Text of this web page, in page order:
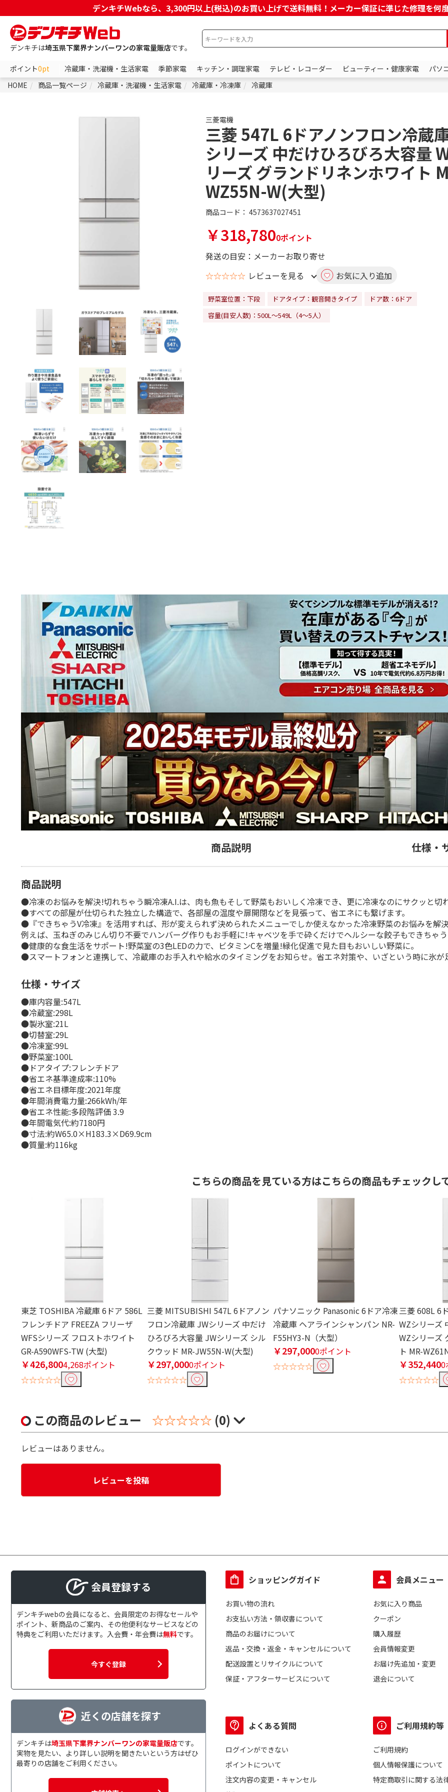
デンキチWebなら、3,300円以上(税込)のお買い上げで送料無料！メーカー保証に準じた修理を何
デンキチは埼玉県下業界ナンバーワンの家電量販店です。
ポイント0pt 冷蔵庫・洗濯機・生活家電 季節家電 キッチン・調理家電 テレビ・レコーダー ビューティー・健康家電
パソ
HOME
商品一覧ページ 冷蔵庫・洗濯機・生活家電 冷蔵庫・冷凍庫 冷蔵庫
三菱電機
三菱 547L 6ドアノンフロン冷蔵
シリーズ 中だけひろびろ大容量
リーズ グランドリネンホワイト
WZ55N-W(大型)
商品コード： 4573637027451
￥318,7800ポイント
発送の目安：メーカーお取り寄せ
☆☆☆☆☆ レビューを見る お気に入り追加
野菜室位置：下段 ドアタイプ：観音開きタイプ
ドア数：6ドア
容量(目安人数)：500L～549L（4～5人）
商品説明 仕様・
商品説明
●冷凍のお悩みを解決!切れちゃう瞬冷凍A.I.は、肉も魚もそして野菜もおいしく冷凍でき、更に冷凍なのにサクッと切
●すべての部屋が仕切られた独立した構造で、各部屋の温度や扉開閉などを見張って、省エネにも繋げます。
●『できちゃうV冷凍』を活用すれば、形が変えられず決められたメニューでしか使えなかった冷凍野菜のお悩みを解
例えば、玉ねぎのみじん切り不要でハンバーグ作りもお手軽に!キャベツを手で砕くだけでヘルシーな餃子もできちゃ
●健康的な食生活をサポート!野菜室の3色LEDの力で、ビタミンCを増量!緑化促進で見た目もおいしい野菜に。
●スマートフォンと連携して、冷蔵庫のお手入れや給水のタイミングをお知らせ。省エネ対策や、いざという時に氷
仕様・サイズ
●庫内容量:547L
●冷蔵室:298L
●製氷室:21L
●切替室:29L
●冷凍室:99L
●野菜室:100L
●ドアタイプ:フレンチドア
●省エネ基準達成率:110%
●省エネ目標年度:2021年度
●年間消費電力量:266kWh/年
●省エネ性能:多段階評価 3.9
●年間電気代:約7180円
●寸法:約W65.0×H183.3×D69.9cm
●質量:約116kg
こちらの商品を見ている方はこちらの商品もチェックし
東芝 TOSHIBA 冷蔵庫 6ドア 586L
フレンチドア FREEZA フリーザ
WFSシリーズ フロストホワイト
GR-A590WFS-TW (大型)
￥426,8004,268ポイント
☆☆☆☆☆
三菱 MITSUBISHI 547L 6ドアノン
フロン冷蔵庫 JWシリーズ 中だけ
ひろびろ大容量 JWシリーズ シル
クウッド MR-JW55N-W(大型)
￥297,0000ポイント
☆☆☆☆☆
パナソニック Panasonic 6ドア冷凍
冷蔵庫 ヘアラインシャンパン NR-
F55HY3-N（大型）
￥297,0000ポイント
☆☆☆☆☆
三菱 608L 6
WZシリーズ
WZシリーズ
ト MR-
￥352,4400
☆☆☆☆☆
この商品のレビュー ☆☆☆☆☆ (0)
レビューはありません。
レビューを投稿
会員登録する
デンキチwebの会員になると、会員限定のお得なセールや
ポイント、新商品のご案内、その他便利なサービスなどの
特典をご利用いただけます。入会費・年会費は無料です。
今すぐ登録
近くの店舗を探す
デンキチは埼玉県下業界ナンバーワンの家電量販店です。
実物を見たい、より詳しい説明を聞きたいという方はぜひ
最寄りの店舗をご利用ください。
ショッピングガイド
お買い物の流れ
お支払い方法・領収書について
商品のお届けについて
返品・交換・返金・キャンセルについて
配送設置とリサイクルについて
保証・アフターサービスについて
会員メニュー
お気に入り商品
クーポン
購入履歴
会員情報変更
お届け先追加・変更
退会について
よくある質問
ログインができない
ポイントについて
注文内容の変更・キャンセル
ご利用規約等
ご利用規約
個人情報保護について
特定商取引に関する法